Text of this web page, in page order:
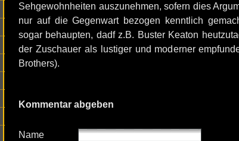
Sehgewohnheiten auszunehmen, sofern dies
nur auf die Gegenwart bezogen kenntlich
sogar behaupten, dadf z.B. Buster Keaton
der Zuschauer als lustiger und moderner
Brothers).
Kommentar abgeben
Name